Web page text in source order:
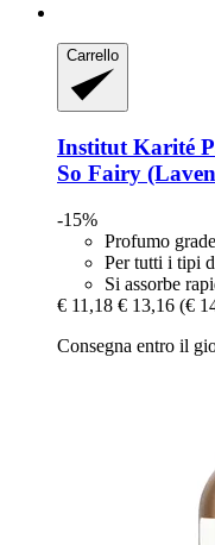
Carrello
Institut Karité
So Fairy
-15%
Profumo
Per tutti i tipi
Si assorbe
€ 11,18 € 13,16 (€
Consegna entro il